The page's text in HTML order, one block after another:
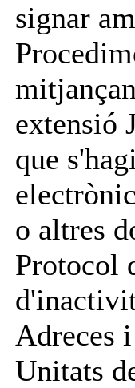
signar
extensió
que
o altres
Protocol
Adreces
Unitats